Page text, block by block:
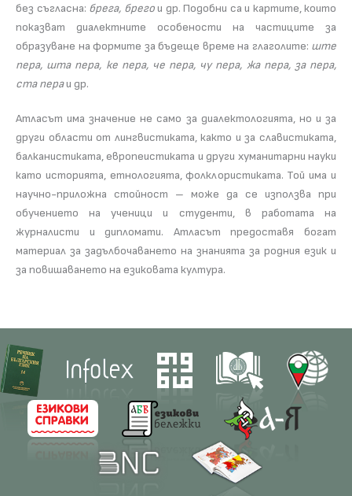
без съгласна: брега, брегои др. Подобни са и картите, които
показват диалектните особености на частиците за
образуване на формите за бъдеще време на глаголите: ште
пера, шта пера, ке пера, че пера, чу пера, жа пера, за пера,
ста пераи др.
Атласът има значение не само за диалектологията, но и за
други области от лингвистиката, както и за славистиката,
балканистиката, европеистиката и други хуманитарни науки
като историята, етнологията, фолклористиката. Той има и
научно-приложна стойност – може да се използва при
обучението на ученици и студенти, в работата на
журналисти и дипломати. Атласът предоставя богат
материал за задълбочаването на знанията за родния език и
за повишаването на езиковата култура.